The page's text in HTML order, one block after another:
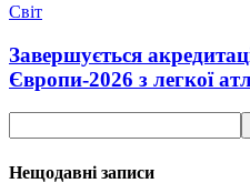
Світ
Завершується
Європи-2026 з легкої
Нещодавні записи